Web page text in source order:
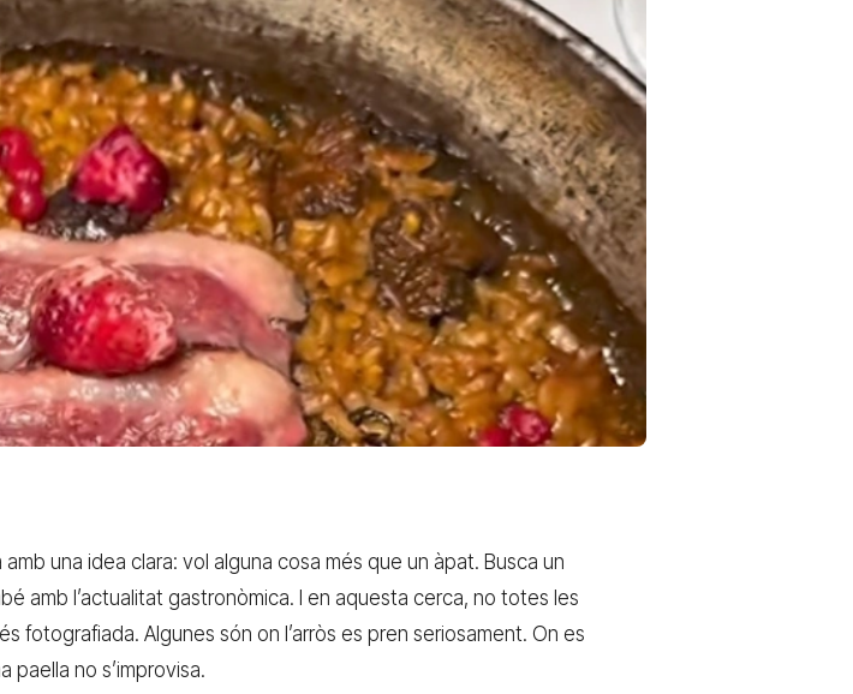
una idea clara: vol alguna cosa més que un àpat. Busca un
amb l’actualitat gastronòmica. I en aquesta cerca, no totes les
fotografiada. Algunes són on l’arròs es pren seriosament. On es
paella no s’improvisa.